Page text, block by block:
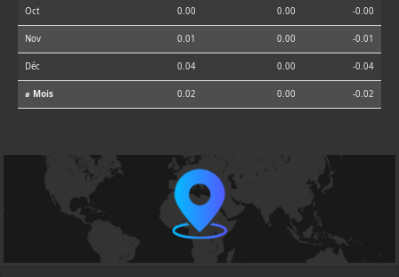
Oct 0.00 0.00 -0.00
Nov 0.01 0.00 -0.01
Déc 0.04 0.00 -0.04
⌀ Mois 0.02 0.00 -0.02